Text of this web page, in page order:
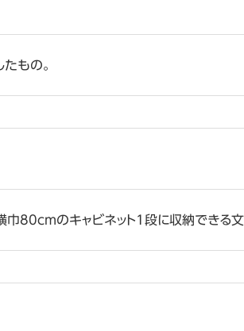
もの。
80cmのキャビネット1段に収納できる